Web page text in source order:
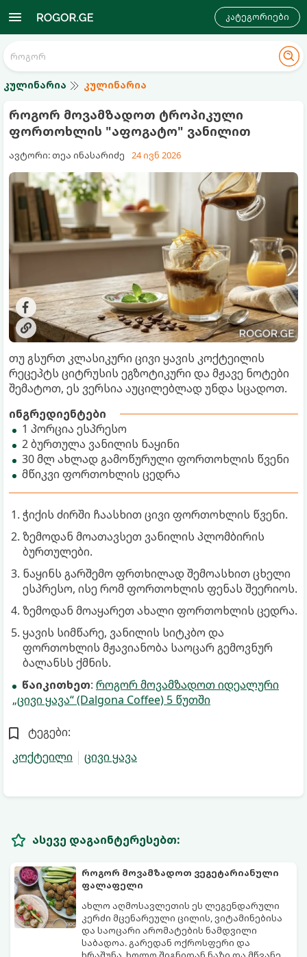
კატეგორიები
კულინარია კულინარია
როგორ მოვამზადოთ ტროპიკული
ფორთოხლის "აფოგატო" ვანილით
ავტორი: თეა ინასარიძე 24 ივნ 2026
თუ გსურთ კლასიკური ცივი ყავის კოქტეილის
რეცეპტს ციტრუსის ეგზოტიკური და მჟავე ნოტები
შემატოთ, ეს ვერსია აუცილებლად უნდა სცადოთ.
ინგრედიენტები
1 პორცია ესპრესო
2 ბურთულა ვანილის ნაყინი
30 მლ ახლად გამოწურული ფორთოხლის წვენი
მწიკვი ფორთოხლის ცედრა
ჭიქის ძირში ჩაასხით ცივი ფორთოხლის წვენი.
ზემოდან მოათავსეთ ვანილის პლომბირის
ბურთულები.
ნაყინს გარშემო ფრთხილად შემოასხით ცხელი
ესპრესო, ისე რომ ფორთოხლის ფენას შეერიოს.
ზემოდან მოაყარეთ ახალი ფორთოხლის ცედრა.
ყავის სიმწარე, ვანილის სიტკბო და
ფორთოხლის მჟავიანობა საოცარ გემოვნურ
ბალანსს ქმნის.
წაიკითხეთ: როგორ მოვამზადოთ იდეალური
„ცივი ყავა“ (Dalgona Coffee) 5 წუთში
ტეგები:
კოქტეილი
ცივი ყავა
ასევე დაგაინტერესებთ:
როგორ მოვამზადოთ ვეგეტარიანული
ფალაფელი
ახლო აღმოსავლეთის ეს ლეგენდარული
კერძი მცენარეული ცილის, ვიტამინებისა
და საოცარი არომატების ნამდვილი
საბადოა. გარედან ოქროსფერი და